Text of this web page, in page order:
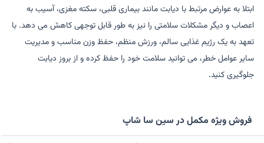
ابتلا به عوارض مرتبط با دیابت مانند بیماری قلبی، سکته مغزی، آسیب به
اعصاب و دیگر مشکلات سلامتی را نیز به طور قابل توجهی کاهش می دهد. با
تعهد به یک رژیم غذایی سالم، ورزش منظم، حفظ وزن مناسب و مدیریت
سایر عوامل خطر، می توانید سلامت خود را حفظ کرده و از بروز دیابت
جلوگیری کنید.
فروش ویژه مکمل در سین سا شاپ